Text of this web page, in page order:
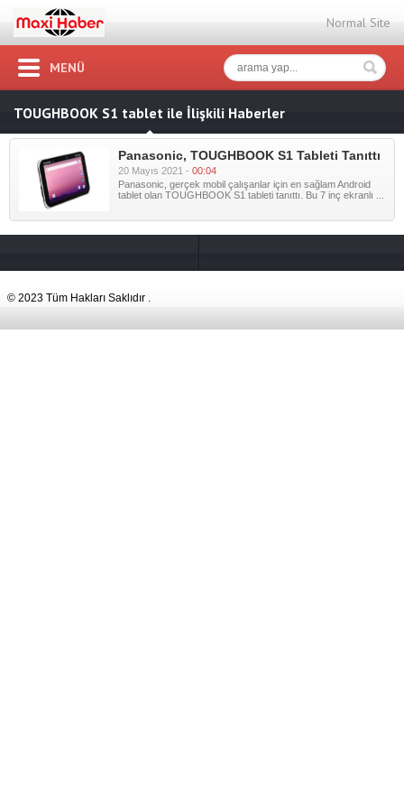
Normal Site
MENÜ
TOUGHBOOK S1 tablet ile İlişkili Haberler
Panasonic, TOUGHBOOK S1 Tableti Tanıttı
20 Mayıs 2021 - 00:04
Panasonic, gerçek mobil çalışanlar için en sağlam Android
tablet olan TOUGHBOOK S1 tableti tanıttı. Bu 7 inç ekranlı ...
© 2023 Tüm Hakları Saklıdır .